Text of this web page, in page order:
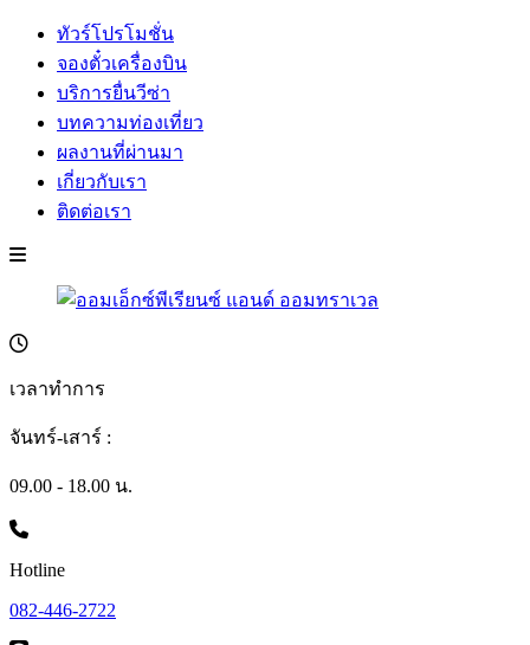
ทัวร์โปรโมชั่น
จองตั๋วเครื่องบิน
บริการยื่นวีซ่า
บทความท่องเที่ยว
ผลงานที่ผ่านมา
เกี่ยวกับเรา
ติดต่อเรา
เวลาทำการ
จันทร์-เสาร์ :
09.00 - 18.00 น.
Hotline
082-446-2722